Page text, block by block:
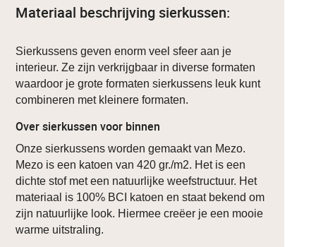
Materiaal beschrijving sierkussen:
Sierkussens geven enorm veel sfeer aan je
interieur. Ze zijn verkrijgbaar in diverse formaten
waardoor je grote formaten sierkussens leuk kunt
combineren met kleinere formaten.
Over sierkussen voor binnen
Onze sierkussens worden gemaakt van Mezo.
Mezo is een katoen van 420 gr./m2. Het is een
dichte stof met een natuurlijke weefstructuur. Het
materiaal is 100% BCI katoen en staat bekend om
zijn natuurlijke look. Hiermee creëer je een mooie
warme uitstraling.